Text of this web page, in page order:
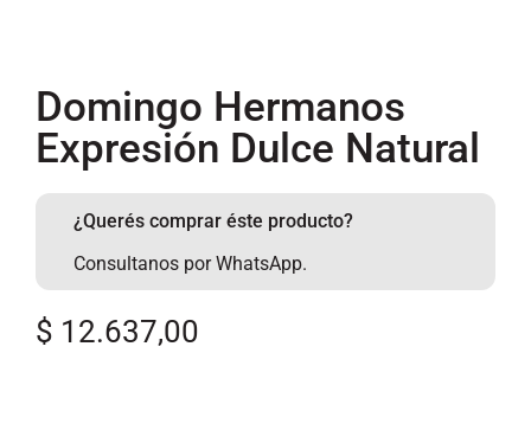
Domingo Hermanos
Expresión Dulce Natural
¿Querés comprar éste producto?
Consultanos por WhatsApp.
$ 12.637,00